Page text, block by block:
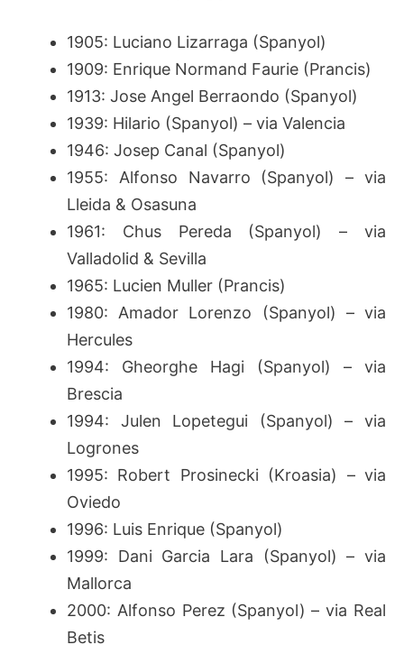
1905: Luciano Lizarraga (Spanyol)
1909: Enrique Normand Faurie (Prancis)
1913: Jose Angel Berraondo (Spanyol)
1939: Hilario (Spanyol) – via Valencia
1946: Josep Canal (Spanyol)
1955: Alfonso Navarro (Spanyol) – via
Lleida & Osasuna
1961: Chus Pereda (Spanyol) – via
Valladolid & Sevilla
1965: Lucien Muller (Prancis)
1980: Amador Lorenzo (Spanyol) – via
Hercules
1994: Gheorghe Hagi (Spanyol) – via
Brescia
1994: Julen Lopetegui (Spanyol) – via
Logrones
1995: Robert Prosinecki (Kroasia) – via
Oviedo
1996: Luis Enrique (Spanyol)
1999: Dani Garcia Lara (Spanyol) – via
Mallorca
2000: Alfonso Perez (Spanyol) – via Real
Betis